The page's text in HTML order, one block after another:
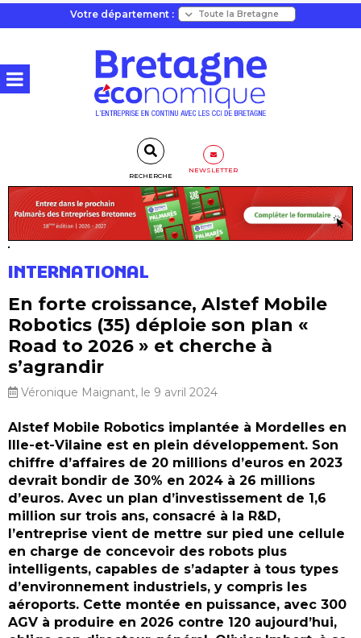
Votre département :
RECHERCHE
NEWSLETTER
INTERNATIONAL
En forte croissance, Alstef Mobile
Robotics (35) déploie son plan «
Road to 2026 » et cherche à
s’agrandir
Véronique Maignant, le 9 avril 2024
Alstef Mobile Robotics implantée à Mordelles en
Ille-et-Vilaine est en plein développement. Son
chiffre d’affaires de 20 millions d’euros en 2023
devrait bondir de 30% en 2024 à 26 millions
d’euros. Avec un plan d’investissement de 1,6
million sur trois ans, consacré à la R&D,
l’entreprise vient de mettre sur pied une cellule
en charge de concevoir des robots plus
intelligents, capables de s’adapter à tous types
d’environnement industriels, y compris les
aéroports. Cette montée en puissance, avec 300
AGV à produire en 2026 contre 120 aujourd’hui,